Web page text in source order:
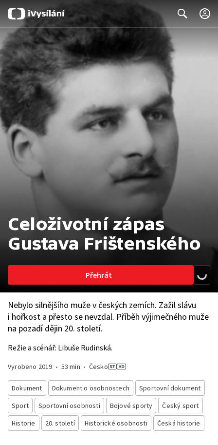
Celoživotní zápas
Gustava Frištenského
Přehrát
Nebylo silnějšího muže v českých zemích. Zažil slávu
i hořkost a přesto se nevzdal. Příběh výjimečného muže
na pozadí dějin 20. století.
Režie a scénář: Libuše Rudinská.
Vyrobeno 2019 • 53 min • Česko
Dokument Dokument o osobnostech
Sportovní dokument
Sport
Sportovní osobnosti Bojové sporty
Český sport
Historie
20. století Historické osobnosti Česká historie